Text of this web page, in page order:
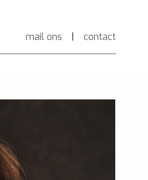
mail ons contact